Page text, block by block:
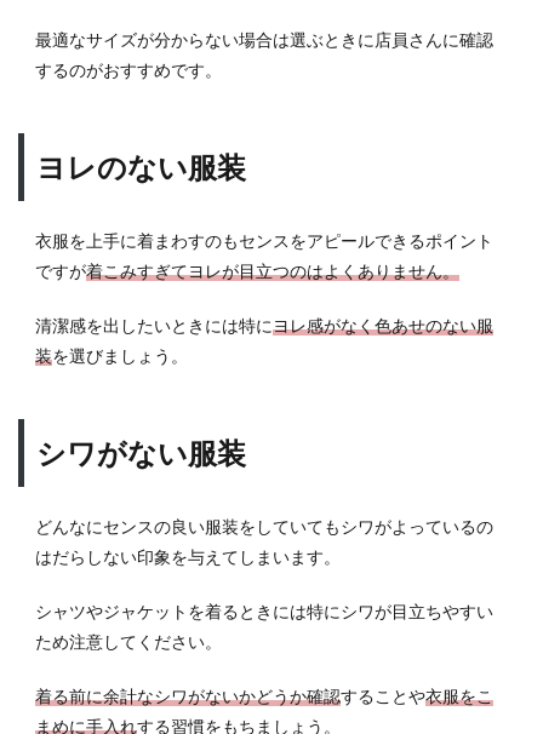
最適なサイズが分からない場合は選ぶときに店員さんに確認
するのがおすすめです。
ヨレのない服装
衣服を上手に着まわすのもセンスをアピールできるポイント
ですが着こみすぎてヨレが目立つのはよくありません。
清潔感を出したいときには特にヨレ感がなく色あせのない服
装を選びましょう。
シワがない服装
どんなにセンスの良い服装をしていてもシワがよっているの
はだらしない印象を与えてしまいます。
シャツやジャケットを着るときには特にシワが目立ちやすい
ため注意してください。
着る前に余計なシワがないかどうか確認することや衣服をこ
まめに手入れする習慣をもちましょう。